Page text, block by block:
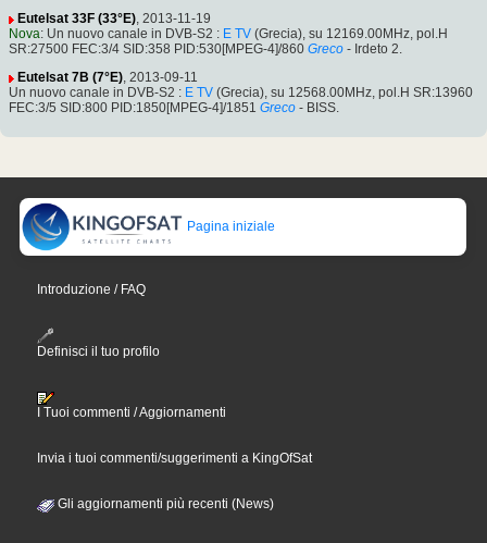
Eutelsat 33F (33°E), 2013-11-19
Nova: Un nuovo canale in DVB-S2 : E TV (Grecia), su 12169.00MHz, pol.H
SR:27500 FEC:3/4 SID:358 PID:530[MPEG-4]/860 Greco - Irdeto 2.
Eutelsat 7B (7°E), 2013-09-11
Un nuovo canale in DVB-S2 : E TV (Grecia), su 12568.00MHz, pol.H SR:13960
FEC:3/5 SID:800 PID:1850[MPEG-4]/1851 Greco - BISS.
Pagina iniziale
Introduzione / FAQ
Definisci il tuo profilo
I Tuoi commenti / Aggiornamenti
Invia i tuoi commenti/suggerimenti a KingOfSat
Gli aggiornamenti più recenti (News)